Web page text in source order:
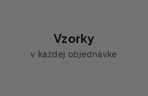
Vzorky
v každej objednávke